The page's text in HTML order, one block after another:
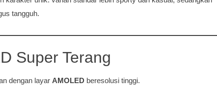
tangguh.
Super Terang
dengan layar AMOLED beresolusi tinggi.